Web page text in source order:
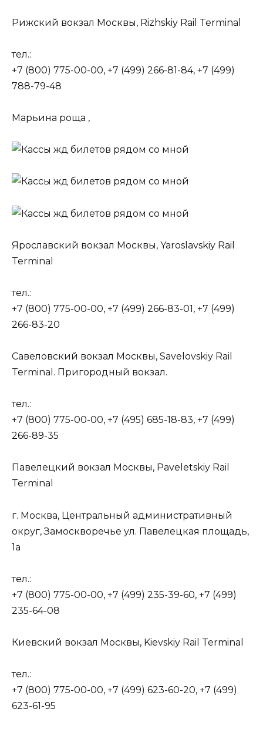
Рижский вокзал Москвы, Rizhskiy Rail Terminal
тел.:
+7 (800) 775-00-00, +7 (499) 266-81-84, +7 (499)
788-79-48
Марьина роща ,
Ярославский вокзал Москвы, Yaroslavskiy Rail
Terminal
тел.:
+7 (800) 775-00-00, +7 (499) 266-83-01, +7 (499)
266-83-20
Савеловский вокзал Москвы, Savelovskiy Rail
Terminal. Пригородный вокзал.
тел.:
+7 (800) 775-00-00, +7 (495) 685-18-83, +7 (499)
266-89-35
Павелецкий вокзал Москвы, Paveletskiy Rail
Terminal
г. Москва, Центральный административный
округ, Замоскворечье ул. Павелецкая площадь,
1а
тел.:
+7 (800) 775-00-00, +7 (499) 235-39-60, +7 (499)
235-64-08
Киевский вокзал Москвы, Kievskiy Rail Terminal
тел.:
+7 (800) 775-00-00, +7 (499) 623-60-20, +7 (499)
623-61-95